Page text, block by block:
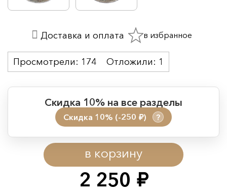
2 250 руб.
в корзину
Скидка 10% на все разделы
Скидка 10% (-250 руб.) ?
Период действия акции:
Начало:
08.08.2026 00:01
Окончание:
09.08.2026 23:59
Время до окончания:
Просмотрели: 174 Отложили: 1
Доставка и оплата в избранное